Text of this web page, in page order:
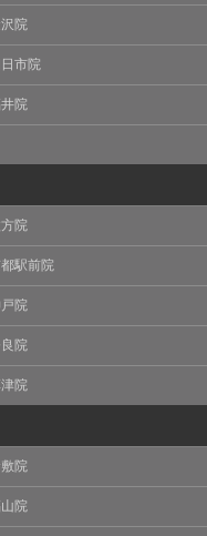
院
市院
院
院
駅前院
院
院
院
院
院